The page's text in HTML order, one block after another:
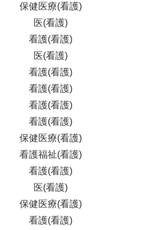
保健医療(看護)
医(看護)
看護(看護)
医(看護)
看護(看護)
看護(看護)
看護(看護)
看護(看護)
保健医療(看護)
看護福祉(看護)
看護(看護)
医(看護)
保健医療(看護)
看護(看護)